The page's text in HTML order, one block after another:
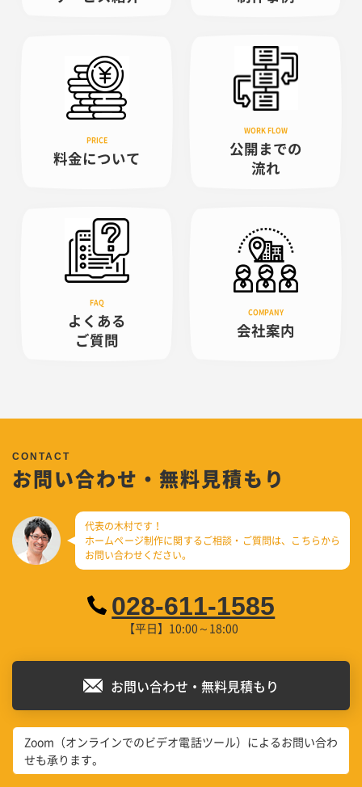
料金について
公開までの
流れ
よくある
ご質問
会社案内
お問い合わせ・無料見積もり
代表の木村です！
ホームページ制作に関するご相談・ご質問は、 こちらから
お問い合わせください。
028-611-1585
【平日】10:00～18:00
お問い合わせ・無料見積もり
Zoom（オンラインでのビデオ電話ツール）によるお問い合わ
せも承ります。